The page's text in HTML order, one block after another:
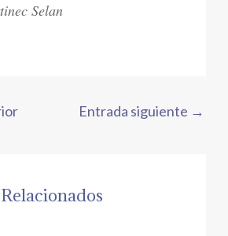
Selan
Entrada siguiente →